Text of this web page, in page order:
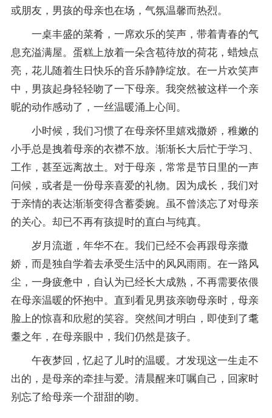
或朋友，男孩的母亲也在场，气氛温馨而热烈。
一桌丰盛的菜肴，一席欢乐的笑声，带着青春的气
息充溢满屋。蛋糕上放着一朵含苞待放的荷花，蜡烛点
亮，花儿随着生日快乐的音乐静静绽放。在一片欢笑声
中，男孩起身轻轻吻了一下母亲。我突然被这样一个亲
昵的动作感动了，一丝温暖涌上心间。
小时候，我们习惯了在母亲怀里嬉戏撒娇，稚嫩的
小手总是拽着母亲的衣襟不放。渐渐长大后忙于学习、
工作，甚至远离故土。对于母亲，常常是节日里的一声
问候，或者是一份母亲喜爱的礼物。因为成长，我们对
于亲情的表达渐渐变得含蓄委婉。虽不曾淡忘了对母亲
的关心。却已不再有孩提时的直白与纯真。
岁月流逝，年华不在。我们已经不会再跟母亲撒
娇，而是独自学着去承受生活中的风风雨雨。在一路风
尘，一身疲惫中，自认为已经长大成熟，不再需要依偎
在母亲温暖的怀抱中。直到看见男孩亲吻母亲时，母亲
脸上的惊喜和欣慰的笑容。突然间才明白，即使到了耄
耋之年，在母亲眼中，我们仍然是孩子。
午夜梦回，忆起了儿时的温暖。才发现这一生走不
出的，是母亲的牵挂与爱。清晨醒来叮嘱自己，回家时
别忘了给母亲一个甜甜的吻。